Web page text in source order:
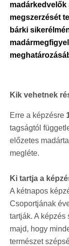
madárkedvelők
megszerzését
bárki
Kik vehetnek
Erre a képzésre
tagságtól
előzetes
megléte.
Ki tartja a
A kétnapos
Csoportjának
tartják. A
majd, hogy
természet